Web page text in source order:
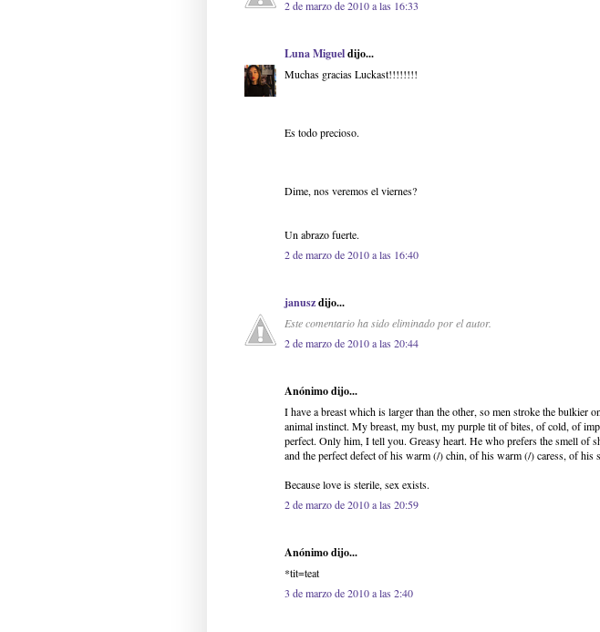
2 de marzo de 2010 a las 16:33
Luna Migueldijo...
Muchas gracias Luckast!!!!!!!!
Es todo precioso.
Dime, nos veremos el viernes?
Un abrazo fuerte.
2 de marzo de 2010 a las 16:40
januszdijo...
Este comentario ha sido eliminado por el autor.
2 de marzo de 2010 a las 20:44
Anónimo dijo...
I have a breast which is larger than the other, so men stroke the bulkier
animal instinct. My breast, my bust, my purple tit of bites, of cold, of
perfect. Only him, I tell you. Greasy heart. He who prefers the smell of
and the perfect defect of his warm (/) chin, of his warm (/) caress, of his
Because love is sterile, sex exists.
2 de marzo de 2010 a las 20:59
Anónimo dijo...
*tit=teat
3 de marzo de 2010 a las 2:40